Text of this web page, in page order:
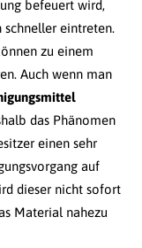
befeuert wird,
schneller eintreten.
zu einem
Auch wenn man
das Phänomen
einen sehr
auf
dieser nicht sofort
Material nahezu